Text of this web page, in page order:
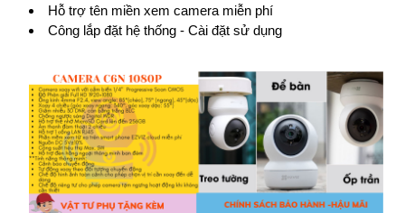
Hỗ trợ tên miền xem camera miễn phí
Công lắp đặt hệ thống - Cài đặt sử dụng